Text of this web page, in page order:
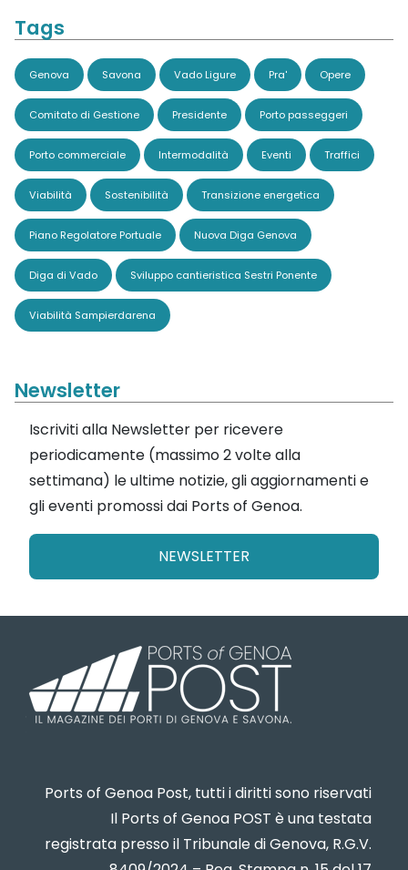
Tags
Genova Savona Vado Ligure Pra' Opere
Comitato di Gestione Presidente Porto passeggeri
Porto commerciale Intermodalità Eventi Traffici
Viabilità Sostenibilità Transizione energetica
Piano Regolatore Portuale Nuova Diga Genova
Diga di Vado Sviluppo cantieristica Sestri Ponente
Viabilità Sampierdarena
Newsletter
Iscriviti alla Newsletter per ricevere
periodicamente (massimo 2 volte alla
settimana) le ultime notizie, gli aggiornamenti e
gli eventi promossi dai Ports of Genoa.
NEWSLETTER
Ports of Genoa Post, tutti i diritti sono riservati
Il Ports of Genoa POST è una testata
registrata presso il Tribunale di Genova, R.G.V.